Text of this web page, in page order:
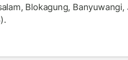
Blokagung, Banyuwangi,